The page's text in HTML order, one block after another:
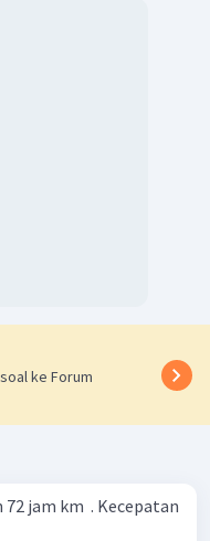
ke Forum
jam km ​ . Kecepatan